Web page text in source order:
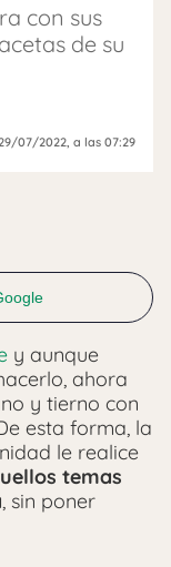
con sus
de su
07/2022, a las 07:29
y aunque
ahora
y tierno con
esta forma, la
le realice
temas
, sin poner